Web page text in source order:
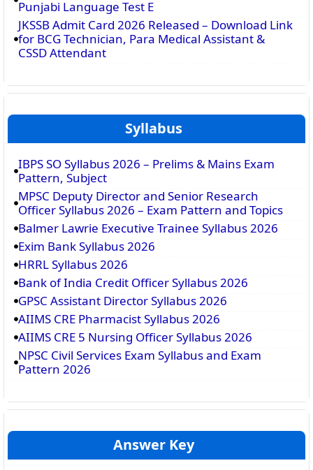
Punjabi Language Test E
JKSSB Admit Card 2026 Released – Download Link
for BCG Technician, Para Medical Assistant &
CSSD Attendant
Syllabus
IBPS SO Syllabus 2026 – Prelims & Mains Exam
Pattern, Subject
MPSC Deputy Director and Senior Research
Officer Syllabus 2026 – Exam Pattern and Topics
Balmer Lawrie Executive Trainee Syllabus 2026
Exim Bank Syllabus 2026
HRRL Syllabus 2026
Bank of India Credit Officer Syllabus 2026
GPSC Assistant Director Syllabus 2026
AIIMS CRE Pharmacist Syllabus 2026
AIIMS CRE 5 Nursing Officer Syllabus 2026
NPSC Civil Services Exam Syllabus and Exam
Pattern 2026
Answer Key